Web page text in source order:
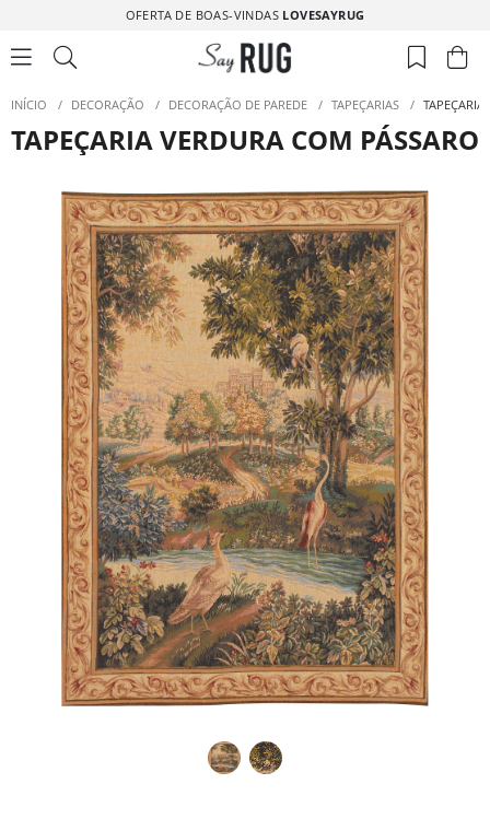
OFERTA DE BOAS-VINDAS LOVESAYRUG
INÍCIO / DECORAÇÃO / DECORAÇÃO DE PAREDE / TAPEÇARIAS / TAPEÇARIA
TAPEÇARIA VERDURA COM